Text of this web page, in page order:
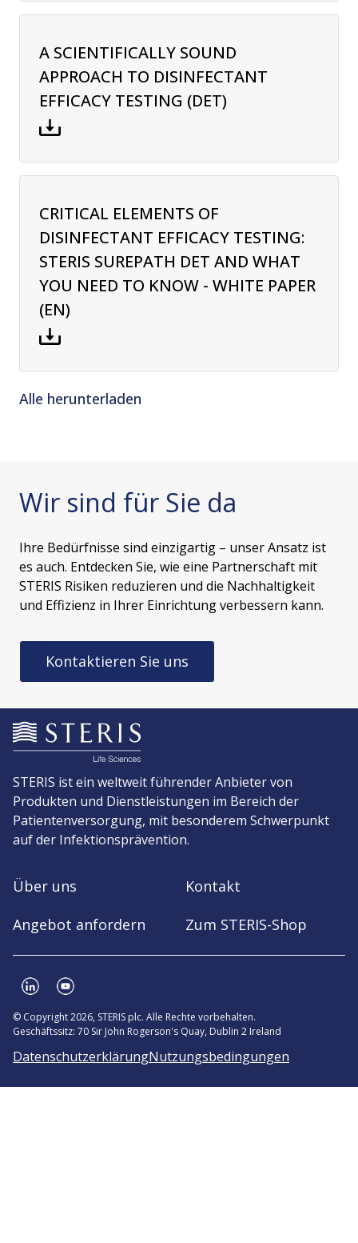
A SCIENTIFICALLY SOUND
APPROACH TO DISINFECTANT
EFFICACY TESTING (DET)
CRITICAL ELEMENTS OF
DISINFECTANT EFFICACY TESTING:
STERIS SUREPATH DET AND WHAT
YOU NEED TO KNOW - WHITE PAPER
(EN)
Alle herunterladen
Wir sind für Sie da
Ihre Bedürfnisse sind einzigartig – unser Ansatz ist
es auch. Entdecken Sie, wie eine Partnerschaft mit
STERIS Risiken reduzieren und die Nachhaltigkeit
und Effizienz in Ihrer Einrichtung verbessern kann.
Kontaktieren Sie uns
STERIS ist ein weltweit führender Anbieter von
Produkten und Dienstleistungen im Bereich der
Patientenversorgung, mit besonderem Schwerpunkt
auf der Infektionsprävention.
Über uns
Kontakt
Angebot anfordern
Zum STERIS-Shop
© Copyright 2026, STERIS plc. Alle Rechte vorbehalten.
Geschäftssitz: 70 Sir John Rogerson's Quay, Dublin 2 Ireland
DatenschutzerklärungNutzungsbedingungen